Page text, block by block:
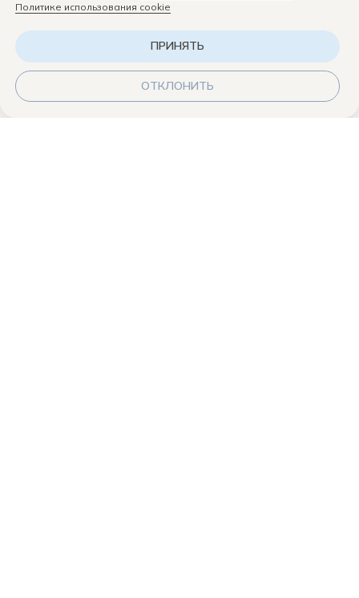
Политике использования cookie
ПРИНЯТЬ
ОТКЛОНИТЬ